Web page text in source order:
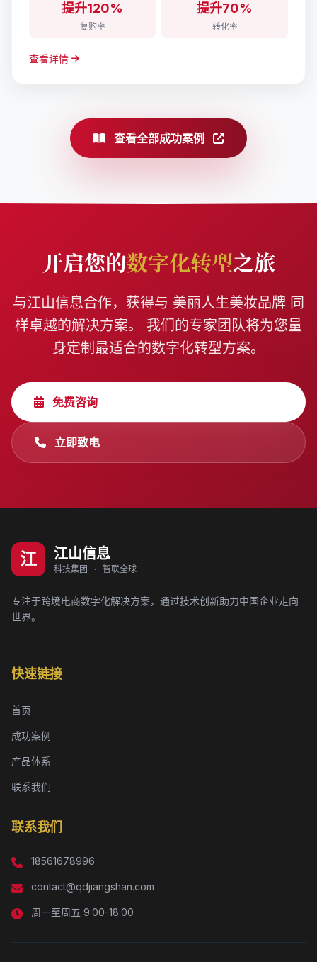
提升120%
复购率
提升70%
转化率
查看详情
查看全部成功案例
开启您的数字化转型之旅
与江山信息合作，获得与 美丽人生美妆品牌 同
样卓越的解决方案。 我们的专家团队将为您量
身定制最适合的数字化转型方案。
免费咨询
立即致电
江 江山信息
科技集团 · 智联全球
专注于跨境电商数字化解决方案，通过技术创新助力中国企业走向
世界。
快速链接
首页
成功案例
产品体系
联系我们
联系我们
18561678996
contact@qdjiangshan.com
周一至周五 9:00-18:00